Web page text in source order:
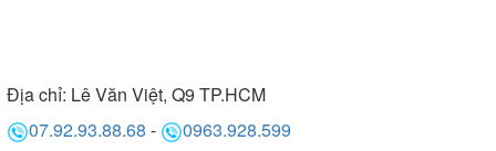
Địa chỉ: Lê Văn Việt, Q9 TP.HCM
07.92.93.88.68 -
0963.928.599